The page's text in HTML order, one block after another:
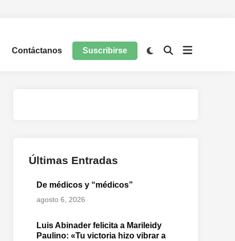
Contáctanos Suscribirse
Últimas Entradas
De médicos y “médicos”
agosto 6, 2026
Luis Abinader felicita a Marileidy
Paulino: «Tu victoria hizo vibrar a